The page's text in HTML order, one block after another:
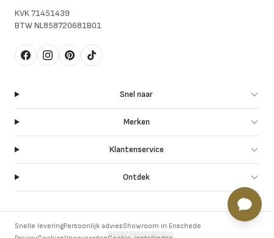
KVK71451439
BTWNL858720681B01
FacebookInstagram
Pinterest
TikTok
Snel naar
Merken
Klantenservice
Ontdek
Snelle leveringPersoonlijk adviesShowroom in Enschede